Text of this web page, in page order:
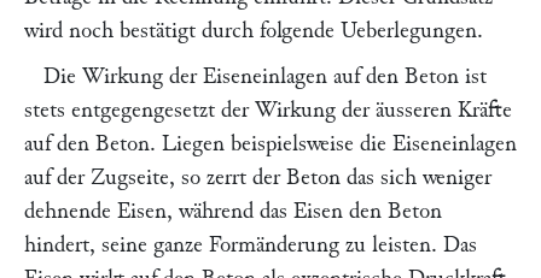
wird noch bestätigt durch folgende Ueberlegungen.
Die Wirkung der Eiseneinlagen auf den Beton ist
stets entgegengesetzt der Wirkung der äusseren Kräfte
auf den Beton. Liegen beispielsweise die Eiseneinlagen
auf der Zugseite, so zerrt der Beton das sich weniger
dehnende Eisen, während das Eisen den Beton
hindert, seine ganze Formänderung zu leisten. Das